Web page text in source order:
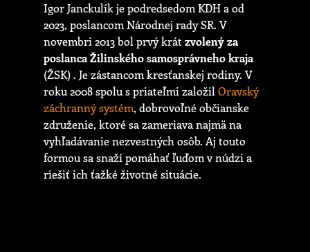
Igor Janckulík je podredsedom KDH a od
2023, poslancom Národnej rady SR. V
novembri 2013 bol prvý krátzvolený za
poslanca Žilinského samosprávneho kraja
(ŽSK) . Je zástancom kresťanskej rodiny. V
roku 2008 spolu s priateľmi založilOravský
záchranný systém, dobrovoľné občianske
združenie, ktoré sa zameriava najmä na
vyhľadávanie nezvestných osôb. Aj touto
formou sa snaží pomáhať ľuďom v núdzi a
riešiť ich ťažké životné situácie.